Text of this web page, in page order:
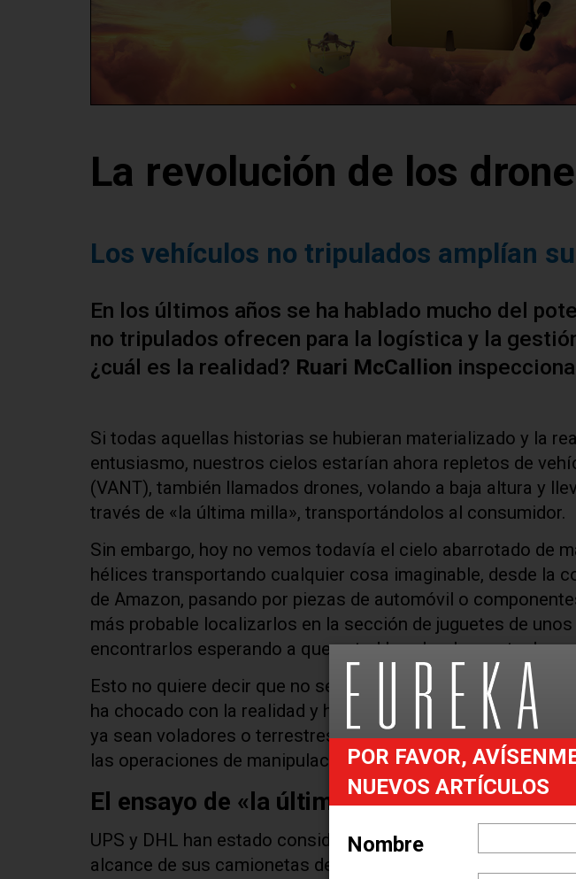
La revolución de los
Los vehículos no tripulados amplían
En los últimos años se ha hablado mucho del
no tripulados ofrecen para la logística y la
¿cuál es la realidad? Ruari McCallion
Si todas aquellas historias se hubieran materializado y la
entusiasmo, nuestros cielos estarían ahora repletos de
(VANT), también llamados drones, volando a baja altura y
través de «la última milla», transportándolos al consumidor.
Sin embargo, hoy no vemos todavía el cielo abarrotado de
hélices transportando cualquier cosa imaginable, desde la
de Amazon, pasando por piezas de automóvil o
más probable localizarlos en la sección de juguetes de
encontrarlos esperando a que usted les abra la puerta de
Esto no quiere decir que no se hayan producido avances,
ha chocado con la realidad y ha sido necesario replantear
ya sean voladores o terrestres, comiencen a asumir
las operaciones de manipulación de materiales, la logística
El ensayo de «la última milla»
UPS y DHL han estado considerando de manera activa el
alcance de sus camionetas de reparto. Utilizando dos
POR FAVOR,
NUEVOS ARTÍCULOS
Nombre